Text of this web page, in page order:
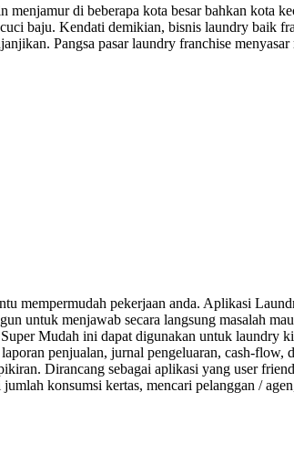
di beberapa kota besar bahkan kota
baju. Kendati demikian, bisnis laundry baik
Pangsa pasar laundry franchise menyasar
mempermudah pekerjaan anda. Aplikasi
untuk menjawab secara langsung masalah
Mudah ini dapat digunakan untuk laundry
penjualan, jurnal pengeluaran, cash-flow,
Dirancang sebagai aplikasi yang user
konsumsi kertas, mencari pelanggan /